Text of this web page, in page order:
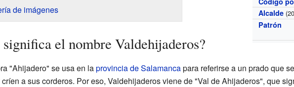
Alcalde
Patrón
de imágenes
significa el nombre Valdehijaderos?
"Ahijadero" se usa en laprovincia de Salamancapara referirse a un prado que
a sus corderos. Por eso, Valdehijaderos viene de "Val de Ahijaderos", que